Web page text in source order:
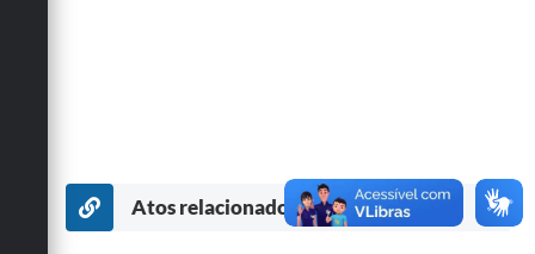
Atos relacionados por assunto